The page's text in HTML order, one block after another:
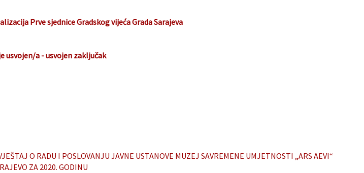
Prve sjednice Gradskog vijeća Grada Sarajeva
usvojen/a - usvojen zaključak
O RADU I POSLOVANJU JAVNE USTANOVE MUZEJ SAVREMENE UMJETNOSTI „ARS AEVI“
ZA 2020. GODINU